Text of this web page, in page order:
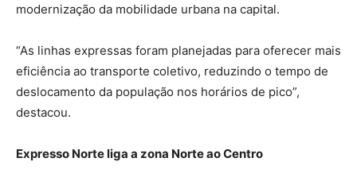
modernização da mobilidade urbana na capital.
“As linhas expressas foram planejadas para oferecer mais
eficiência ao transporte coletivo, reduzindo o tempo de
deslocamento da população nos horários de pico”,
destacou.
Expresso Norte liga a zona Norte ao Centro